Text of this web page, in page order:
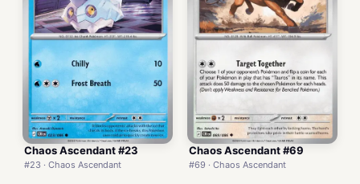
Chaos Ascendant #23
#23 · Chaos Ascendant
Chaos Ascendant #69
#69 · Chaos Ascendant